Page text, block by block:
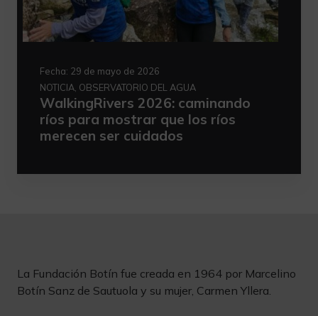
Fecha: 29 de mayo de 2026
NOTICIA, OBSERVATORIO DEL AGUA
WalkingRivers 2026: caminando
ríos para mostrar que los ríos
merecen ser cuidados
La Fundación Botín fue creada en 1964 por Marcelino
Botín Sanz de Sautuola y su mujer, Carmen Yllera.